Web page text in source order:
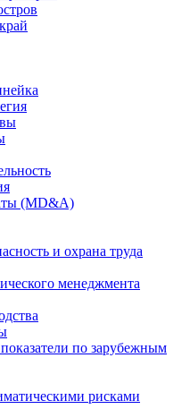
(MD&A)
и охрана труда
менеджмента
по зарубежным
рисками